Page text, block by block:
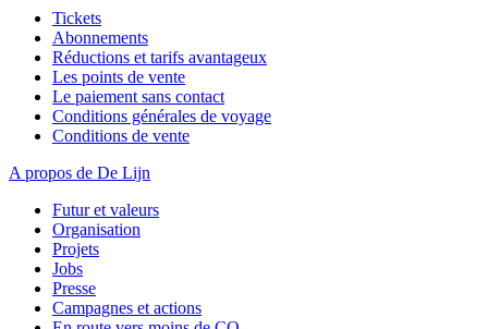
Tickets
Abonnements
Réductions et tarifs avantageux
Les points de vente
Le paiement sans contact
Conditions générales de voyage
Conditions de vente
A propos de De Lijn
Futur et valeurs
Organisation
Projets
Jobs
Presse
Campagnes et actions